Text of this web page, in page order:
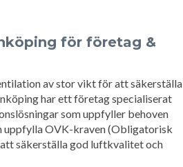
för företag &
av stor vikt för att säkerställa
har ett företag specialiserat
som uppfyller behoven
uppfylla OVK-kraven (Obligatorisk
säkerställa god luftkvalitet och